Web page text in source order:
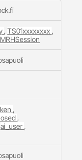
, TS01xxxxxxxx ,
MRHSession
,
,
ai_user ,